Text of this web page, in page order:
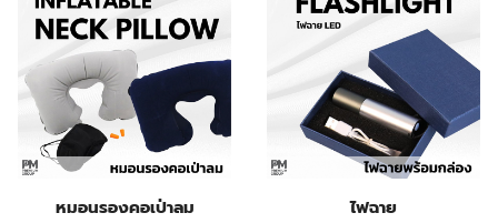
หมอนรองคอเป่าลม ไฟฉาย